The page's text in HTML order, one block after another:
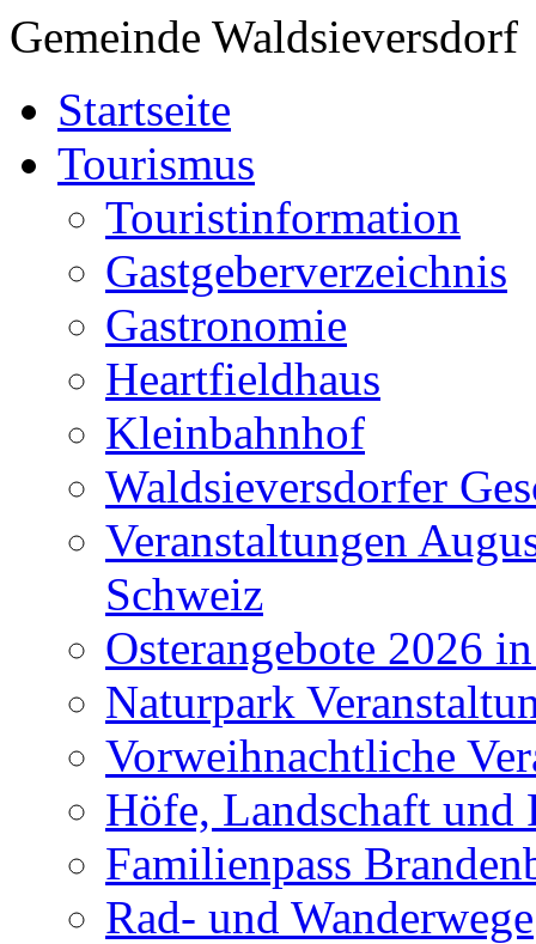
Gemeinde Waldsieversdorf
Startseite
Tourismus
Touristinformation
Gastgeberverzeichnis
Gastronomie
Heartfieldhaus
Kleinbahnhof
Waldsieversdorfer
Veranstaltungen
Schweiz
Osterangebote 2026
Naturpark
Vorweihnachtliche
Höfe, Landschaft und
Familienpass
Rad- und Wanderwege